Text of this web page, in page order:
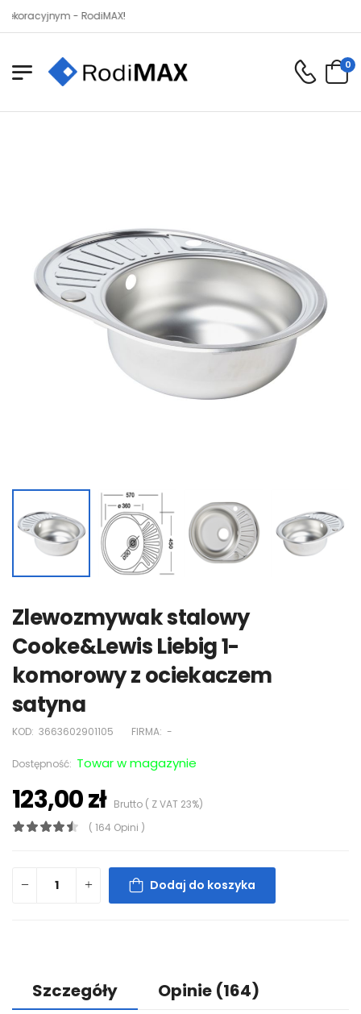
- RodiMAX!
0
Zlewozmywak stalowy
Cooke&Lewis Liebig 1-
komorowy z ociekaczem
satyna
KOD: 3663602901105 FIRMA: -
Dostępność: Towar w magazynie
123,00 złBrutto ( Z VAT 23%)
( 164 Opini )
Dodaj do koszyka
Szczegóły Opinie (164)